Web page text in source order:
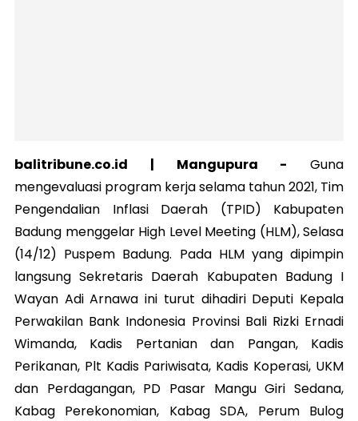
balitribune.co.id | Mangupura - Guna
mengevaluasi program kerja selama tahun 2021, Tim
Pengendalian Inflasi Daerah (TPID) Kabupaten
Badung menggelar High Level Meeting (HLM), Selasa
(14/12) Puspem Badung. Pada HLM yang dipimpin
langsung Sekretaris Daerah Kabupaten Badung I
Wayan Adi Arnawa ini turut dihadiri Deputi Kepala
Perwakilan Bank Indonesia Provinsi Bali Rizki Ernadi
Wimanda, Kadis Pertanian dan Pangan, Kadis
Perikanan, Plt Kadis Pariwisata, Kadis Koperasi, UKM
dan Perdagangan, PD Pasar Mangu Giri Sedana,
Kabag Perekonomian, Kabag SDA, Perum Bulog